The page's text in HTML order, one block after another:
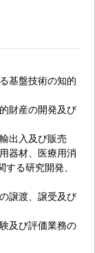
基盤技術の知的
財産の開発及び
出入及び販売
器材、医療用消
る研究開発、
譲渡、譲受及び
及び評価業務の